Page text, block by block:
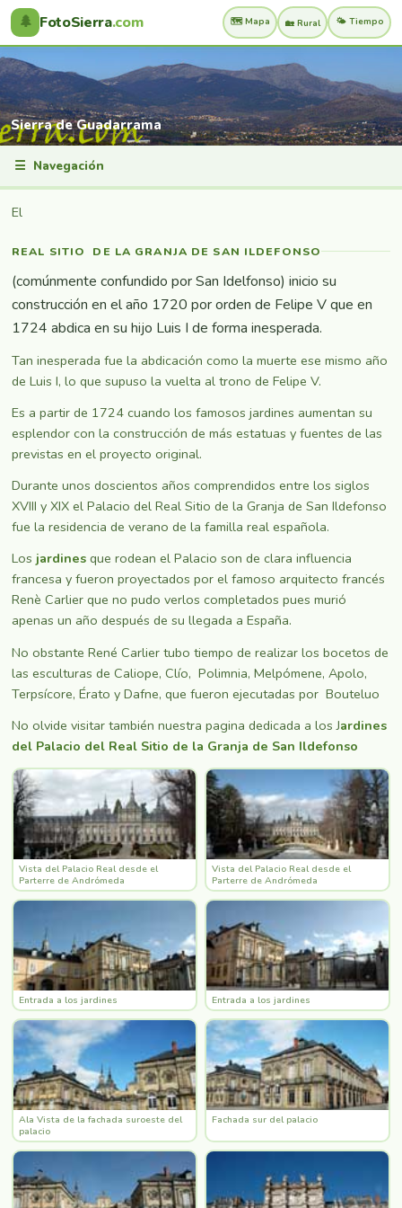
🌲 FotoSierra.com 🗺️ Mapa 🏡 Rural 🌤️ Tiempo
Sierra de Guadarrama
☰ Navegación
El
REAL SITIO DE LA GRANJA DE SAN ILDEFONSO
(comúnmente confundido por San Idelfonso) inicio su
construcción en el año 1720 por orden de Felipe V que en
1724 abdica en su hijo Luis I de forma inesperada.
Tan inesperada fue la abdicación como la muerte ese mismo año
de Luis I, lo que supuso la vuelta al trono de Felipe V.
Es a partir de 1724 cuando los famosos jardines aumentan su
esplendor con la construcción de más estatuas y fuentes de las
previstas en el proyecto original.
Durante unos doscientos años comprendidos entre los siglos
XVIII y XIX el Palacio del Real Sitio de la Granja de San Ildefonso
fue la residencia de verano de la familla real española.
Los jardines que rodean el Palacio son de clara influencia
francesa y fueron proyectados por el famoso arquitecto francés
Renè Carlier que no pudo verlos completados pues murió
apenas un año después de su llegada a España.
No obstante René Carlier tubo tiempo de realizar los bocetos de
las esculturas de Caliope, Clío, Polimnia, Melpómene, Apolo,
Terpsícore, Érato y Dafne, que fueron ejecutadas por Bouteluo
No olvide visitar también nuestra pagina dedicada a los Jardines
del Palacio del Real Sitio de la Granja de San Ildefonso
Vista del Palacio Real desde el
Parterre de Andrómeda
Vista del Palacio Real desde el
Parterre de Andrómeda
Entrada a los jardines Entrada a los jardines
Ala Vista de la fachada suroeste del
palacio
Fachada sur del palacio